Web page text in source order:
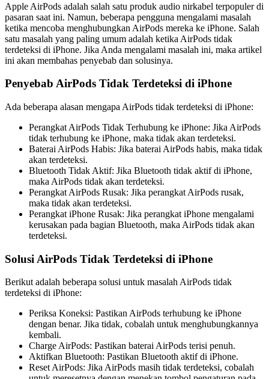
Apple AirPods adalah salah satu produk audio nirkabel terpopuler di
pasaran saat ini. Namun, beberapa pengguna mengalami masalah
ketika mencoba menghubungkan AirPods mereka ke iPhone. Salah
satu masalah yang paling umum adalah ketika AirPods tidak
terdeteksi di iPhone. Jika Anda mengalami masalah ini, maka artikel
ini akan membahas penyebab dan solusinya.
Penyebab AirPods Tidak Terdeteksi di iPhone
Ada beberapa alasan mengapa AirPods tidak terdeteksi di iPhone:
Perangkat AirPods Tidak Terhubung ke iPhone: Jika AirPods
tidak terhubung ke iPhone, maka tidak akan terdeteksi.
Baterai AirPods Habis: Jika baterai AirPods habis, maka tidak
akan terdeteksi.
Bluetooth Tidak Aktif: Jika Bluetooth tidak aktif di iPhone,
maka AirPods tidak akan terdeteksi.
Perangkat AirPods Rusak: Jika perangkat AirPods rusak,
maka tidak akan terdeteksi.
Perangkat iPhone Rusak: Jika perangkat iPhone mengalami
kerusakan pada bagian Bluetooth, maka AirPods tidak akan
terdeteksi.
Solusi AirPods Tidak Terdeteksi di iPhone
Berikut adalah beberapa solusi untuk masalah AirPods tidak
terdeteksi di iPhone:
Periksa Koneksi: Pastikan AirPods terhubung ke iPhone
dengan benar. Jika tidak, cobalah untuk menghubungkannya
kembali.
Charge AirPods: Pastikan baterai AirPods terisi penuh.
Aktifkan Bluetooth: Pastikan Bluetooth aktif di iPhone.
Reset AirPods: Jika AirPods masih tidak terdeteksi, cobalah